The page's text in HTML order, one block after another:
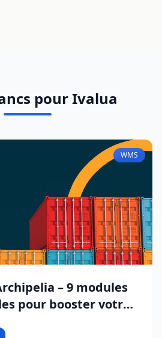
pour Ivalua
WMS
– 9 modules
pour booster votre